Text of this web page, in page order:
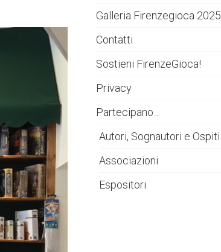
Galleria Firenzegioca 2025
Contatti
Sostieni FirenzeGioca!
Privacy
Partecipano…
Autori, Sognautori e Ospiti
Associazioni
Espositori